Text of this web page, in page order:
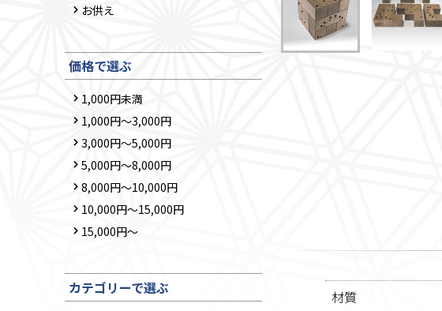
材質
お供え
価格で選ぶ
1,000円未満
1,000円～3,000円
3,000円～5,000円
5,000円～8,000円
8,000円～10,000円
10,000円～15,000円
15,000円～
カテゴリーで選ぶ